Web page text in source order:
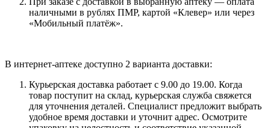
наличными в рублях ПМР, картой «Клевер» или через
«Мобильный платёж».
В интернет-аптеке доступно 2 варианта доставки:
Курьерская доставка работает с 9.00 до 19.00. Когда
товар поступит на склад, курьерская служба свяжется
для уточнения деталей. Специалист предложит выбрать
удобное время доставки и уточнит адрес. Осмотрите